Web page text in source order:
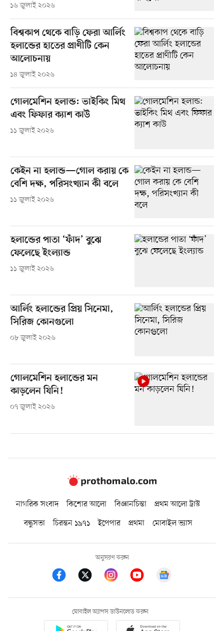
১৬ জুলাই ২০২৬
বিশ্বকাপ থেকে বাড়ি ফেরা আর্লিং
হলান্ডের হাতের প্রাণীটি কেন
আলোচনায়
১৪ জুলাই ২০২৬
গোলমেশিন হলান্ড: ভাইকিং মিথ
এবং ফিফার ক্যাশ কাউ
১১ জুলাই ২০২৬
কেইন না হলান্ড—গোল করায় কে
বেশি দক্ষ, পরিসংখ্যান কী বলে
১১ জুলাই ২০২৬
হলান্ডের পাতা ‘ফাঁদ’ বুঝে
ফেলেছে ইংল্যান্ড
১১ জুলাই ২০২৬
আর্লিং হলান্ডের প্রিয় সিনেমা,
সিরিজ কোনগুলো
০৮ জুলাই ২০২৬
গোলমেশিন হলান্ডের মন
কাড়লেন যিনি!
০৭ জুলাই ২০২৬
নাগরিক সংবাদ কিশোর আলো বিজ্ঞানচিন্তা
প্রথম আলো ট্রাস্ট
বন্ধুসভা
চিরন্তন ১৯৭১ ইপেপার প্রথমা মোবাইল ভ্যাস
অনুসরণ করুন
মোবাইল অ্যাপস ডাউনলোড করুন